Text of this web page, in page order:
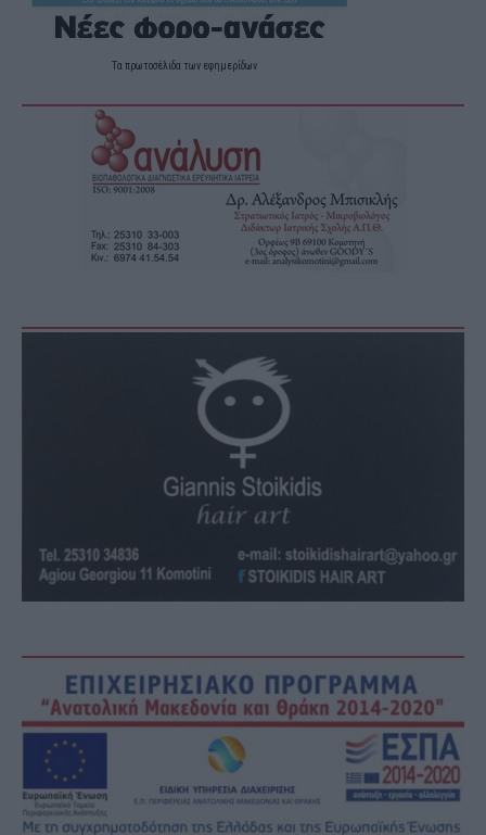
Τα πρωτοσέλιδα των εφημερίδων